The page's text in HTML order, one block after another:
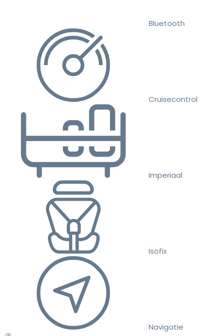
Bluetooth
Cruisecontrol
Imperiaal
Isofix
Navigatie